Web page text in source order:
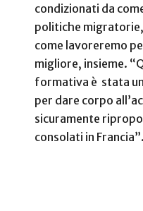
condizionati da
politiche migratorie,
come lavoreremo
migliore, insieme.
formativa è stata
per dare corpo
sicuramente
consolati in Francia”.